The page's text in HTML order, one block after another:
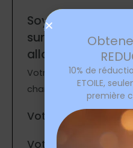
Soyez le premier
sur “Bracelet
allongée”
Votre adresse e-mail ne
champs obligatoires
Votre note
Votre avis
10% de
ETOILE,
première